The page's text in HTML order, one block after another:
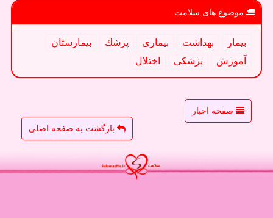
موضوع های سلامت
بیمار بهداشت بیماری پزشك
بیمارستان
آموزش
پزشكی اختلال
صفحه اخبار
بازگشت به صفحه اصلی